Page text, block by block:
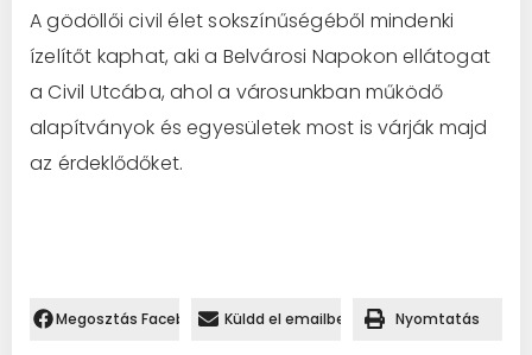
A gödöllői civil élet sokszínűségéből mindenki
ízelítőt kaphat, aki a Belvárosi Napokon ellátogat
a Civil Utcába, ahol a városunkban működő
alapítványok és egyesületek most is várják majd
az érdeklődőket.
Megosztás Facebookon.Küldd el emailben Nyomtatás